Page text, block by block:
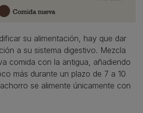
su alimentación, hay que dar
a su sistema digestivo. Mezcla
comida con la antigua, añadiendo
más durante un plazo de 7 a 10
se alimente únicamente con